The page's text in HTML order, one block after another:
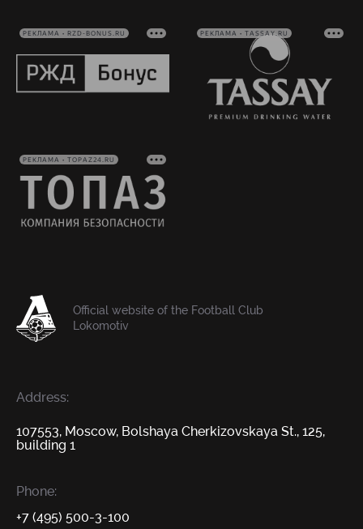
РЕКЛАМА • RZD-BONUS.RU РЕКЛАМА • TASSAY.RU
РЕКЛАМА • TOPAZ24.RU
Official website of the Football Club
Lokomotiv
Address:
107553, Moscow, Bolshaya Cherkizovskaya St., 125,
building 1
Phone:
+7 (495) 500-3-100